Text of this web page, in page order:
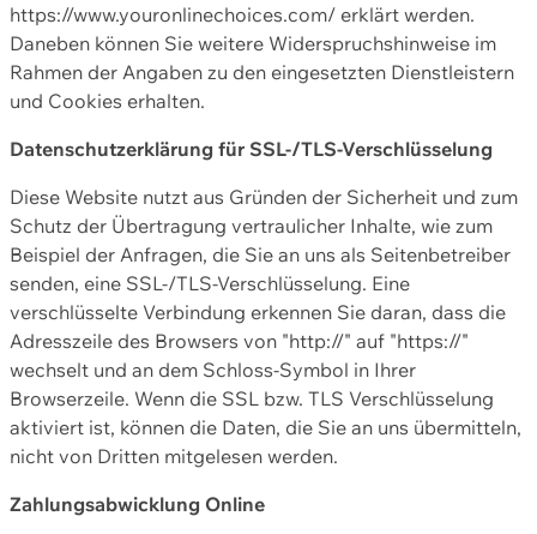
https://www.youronlinechoices.com/ erklärt werden.
Daneben können Sie weitere Widerspruchshinweise im
Rahmen der Angaben zu den eingesetzten Dienstleistern
und Cookies erhalten.
Datenschutzerklärung für SSL-/TLS-Verschlüsselung
Diese Website nutzt aus Gründen der Sicherheit und zum
Schutz der Übertragung vertraulicher Inhalte, wie zum
Beispiel der Anfragen, die Sie an uns als Seitenbetreiber
senden, eine SSL-/TLS-Verschlüsselung. Eine
verschlüsselte Verbindung erkennen Sie daran, dass die
Adresszeile des Browsers von "http://" auf "https://"
wechselt und an dem Schloss-Symbol in Ihrer
Browserzeile. Wenn die SSL bzw. TLS Verschlüsselung
aktiviert ist, können die Daten, die Sie an uns übermitteln,
nicht von Dritten mitgelesen werden.
Zahlungsabwicklung Online